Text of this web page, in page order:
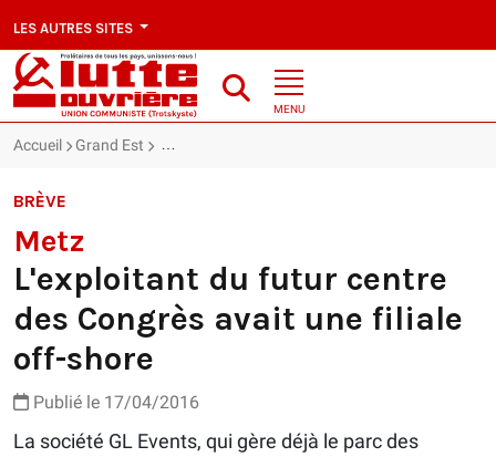
LES AUTRES SITES
MENU
Accueil Grand Est Metz : L'exploitant du futur centre des Congrès
BRÈVE
Metz
L'exploitant du futur centre
des Congrès avait une filiale
off-shore
Publié le 17/04/2016
La société GL Events, qui gère déjà le parc des